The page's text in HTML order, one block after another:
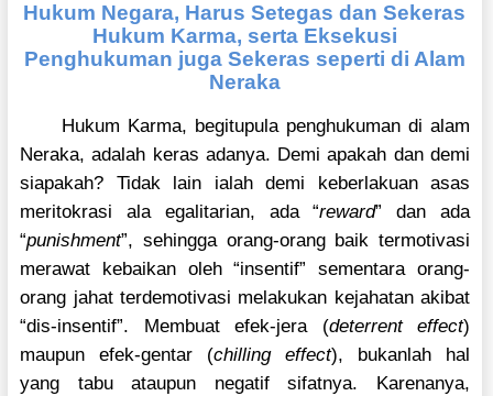
Hukum Negara, Harus Setegas dan Sekeras
Hukum Karma, serta Eksekusi
Penghukuman juga Sekeras seperti di Alam
Neraka
Hukum Karma, begitupula penghukuman di alam
Neraka, adalah keras adanya. Demi apakah dan demi
siapakah? Tidak lain ialah demi keberlakuan asas
meritokrasi ala egalitarian, ada “reward” dan ada
“punishment”, sehingga orang-orang baik termotivasi
merawat kebaikan oleh “insentif” sementara orang-
orang jahat terdemotivasi melakukan kejahatan akibat
“dis-insentif”. Membuat efek-jera (deterrent effect)
maupun efek-gentar (chilling effect), bukanlah hal
yang tabu ataupun negatif sifatnya. Karenanya,